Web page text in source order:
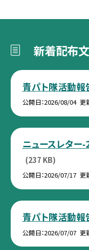
新着配布
青パト隊活動報
公開日 2026/08/04 更
ニュースレター-
(237 KB)
公開日 2026/07/17 更
青パト隊活動報
公開日 2026/07/07 更